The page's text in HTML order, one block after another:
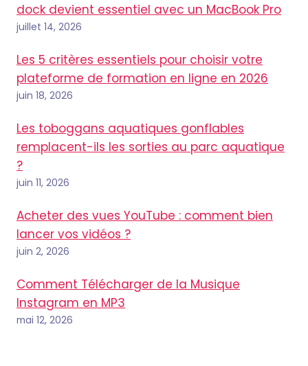
dock devient essentiel avec un MacBook Pro
juillet 14, 2026
Les 5 critères essentiels pour choisir votre
plateforme de formation en ligne en 2026
juin 18, 2026
Les toboggans aquatiques gonflables
remplacent-ils les sorties au parc aquatique
?
juin 11, 2026
Acheter des vues YouTube : comment bien
lancer vos vidéos ?
juin 2, 2026
Comment Télécharger de la Musique
Instagram en MP3
mai 12, 2026